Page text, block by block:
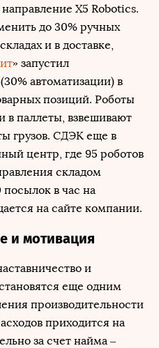
направление Х5 Robotics.
до 30% ручных
и в доставке,
» запустил
автоматизации) в
позиций. Роботы
в паллеты, взвешивают
грузов. СДЭК еще в
центр, где 95 роботов
складом
в час на
на сайте компании.
и мотивация
и
еще одним
производительности
приходится на
за счет найма –